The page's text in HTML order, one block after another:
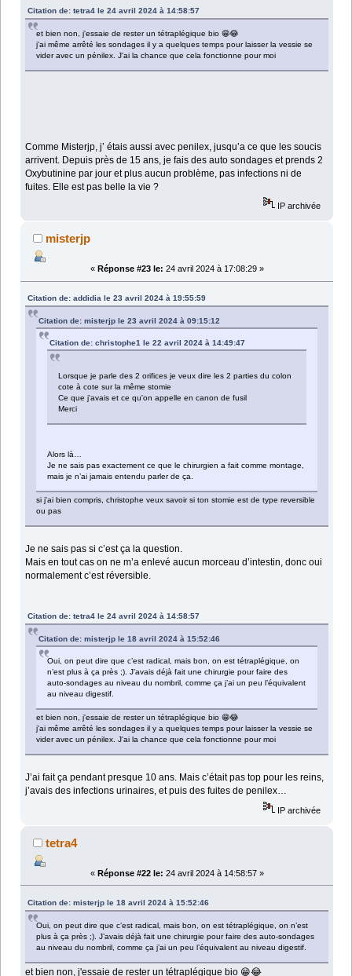
Citation de: tetra4 le 24 avril 2024 à 14:58:57
et bien non, j'essaie de rester un tétraplégique bio 😁😂
j'ai même arrêté les sondages il y a quelques temps pour laisser la vessie se
vider avec un pénilex. J'ai la chance que cela fonctionne pour moi
Comme Misterjp, j’ étais aussi avec penilex, jusqu’a ce que les soucis
arrivent. Depuis près de 15 ans, je fais des auto sondages et prends 2
Oxybutinine par jour et plus aucun problème, pas infections ni de
fuites. Elle est pas belle la vie ?
IP archivée
misterjp
« Réponse #23 le: 24 avril 2024 à 17:08:29 »
Citation de: addidia le 23 avril 2024 à 19:55:59
Citation de: misterjp le 23 avril 2024 à 09:15:12
Citation de: christophe1 le 22 avril 2024 à 14:49:47
Lorsque je parle des 2 orifices je veux dire les 2 parties du colon
cote à cote sur la même stomie
Ce que j'avais et ce qu'on appelle en canon de fusil
Merci
Alors là…
Je ne sais pas exactement ce que le chirurgien a fait comme montage,
mais je n’ai jamais entendu parler de ça.
si j'ai bien compris, christophe veux savoir si ton stomie est de type reversible
ou pas
Je ne sais pas si c’est ça la question.
Mais en tout cas on ne m’a enlevé aucun morceau d’intestin, donc oui
normalement c’est réversible.
Citation de: tetra4 le 24 avril 2024 à 14:58:57
Citation de: misterjp le 18 avril 2024 à 15:52:46
Oui, on peut dire que c’est radical, mais bon, on est tétraplégique, on
n’est plus à ça près ;). J’avais déjà fait une chirurgie pour faire des
auto-sondages au niveau du nombril, comme ça j’ai un peu l’équivalent
au niveau digestif.
et bien non, j'essaie de rester un tétraplégique bio 😁😂
j'ai même arrêté les sondages il y a quelques temps pour laisser la vessie se
vider avec un pénilex. J'ai la chance que cela fonctionne pour moi
J’ai fait ça pendant presque 10 ans. Mais c’était pas top pour les reins,
j’avais des infections urinaires, et puis des fuites de penilex…
IP archivée
tetra4
« Réponse #22 le: 24 avril 2024 à 14:58:57 »
Citation de: misterjp le 18 avril 2024 à 15:52:46
Oui, on peut dire que c’est radical, mais bon, on est tétraplégique, on n’est
plus à ça près ;). J’avais déjà fait une chirurgie pour faire des auto-sondages
au niveau du nombril, comme ça j’ai un peu l’équivalent au niveau digestif.
et bien non, j'essaie de rester un tétraplégique bio 😁😂